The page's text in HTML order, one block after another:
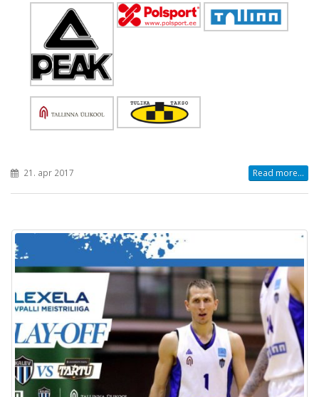
21. apr 2017 Read more...